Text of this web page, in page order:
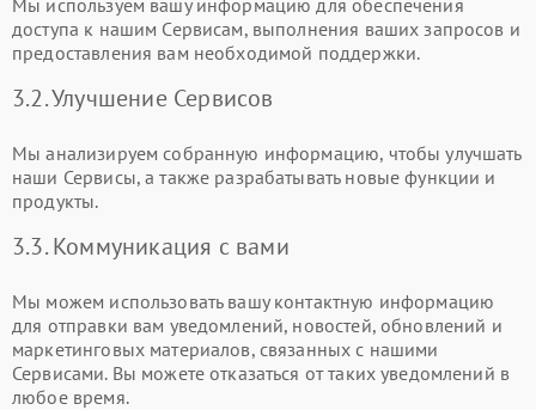
Мы используем вашу информацию для обеспечения
доступа к нашим Сервисам, выполнения ваших запросов и
предоставления вам необходимой поддержки.
3.2. Улучшение Сервисов
Мы анализируем собранную информацию, чтобы улучшать
наши Сервисы, а также разрабатывать новые функции и
продукты.
3.3. Коммуникация с вами
Мы можем использовать вашу контактную информацию
для отправки вам уведомлений, новостей, обновлений и
маркетинговых материалов, связанных с нашими
Сервисами. Вы можете отказаться от таких уведомлений в
любое время.